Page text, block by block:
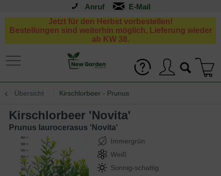
Anruf
Jetzt für den Herbst vorbestellen!
Bestellungen sind weiterhin möglich, Lieferung wieder
ab KW 38.
Übersicht Kirschlorbeer - Prunus
Kirschlorbeer 'Novita'
Prunus laurocerasus 'Novita'
Immergrün
Weiß
Sonnig-schattig